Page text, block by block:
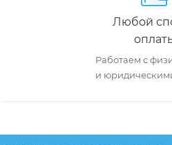
Любой
Работаем с
и